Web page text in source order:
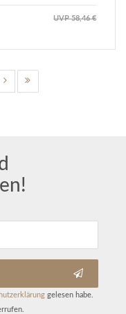
UVP 58,46 €
gelesen habe.